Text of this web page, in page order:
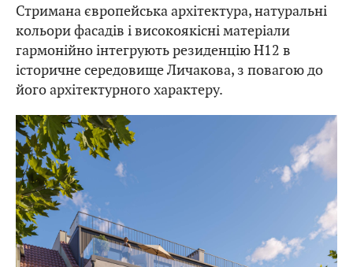
Стримана європейська архітектура, натуральні
кольори фасадів і високоякісні матеріали
гармонійно інтегрують резиденцію H12 в
історичне середовище Личакова, з повагою до
його архітектурного характеру.